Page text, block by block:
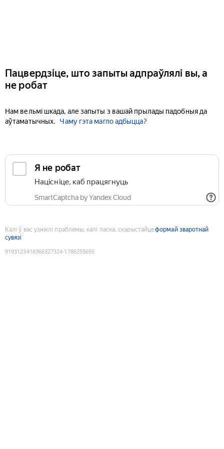
Пацвердзіце, што запыты адпраўлялі вы, а
не робат
Нам вельмі шкада, але запыты з вашай прылады падобныя да
аўтаматычных.
Чаму гэта магло адбыцца?
Я не робат
Націсніце, каб працягнуць
SmartCaptcha by Yandex Cloud
Калі ў вас узніклі праблемы, калі ласка, скарыстайцеформай зваротнай
сувязі
9193123418366327324:1786255655